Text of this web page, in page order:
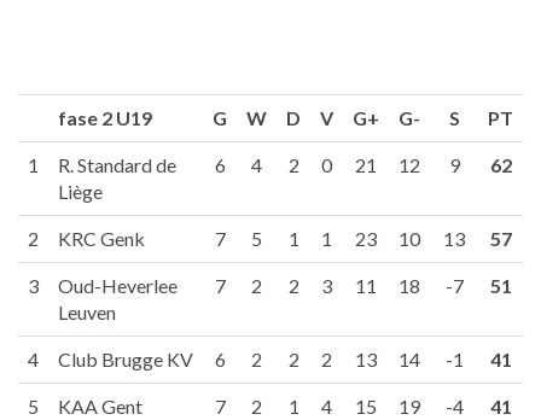
fase 2 U19 G W D V G+ G- S PT
1
R. Standard de
Liège
6 4 2 0 21 12 9 62
2 KRC Genk 7 5 1 1 23 10 13 57
3
Oud-Heverlee
Leuven
7 2 2 3 11 18 -7 51
4 Club Brugge KV 6 2 2 2 13 14 -1 41
5 KAA Gent 7 2 1 4 15 19 -4 41